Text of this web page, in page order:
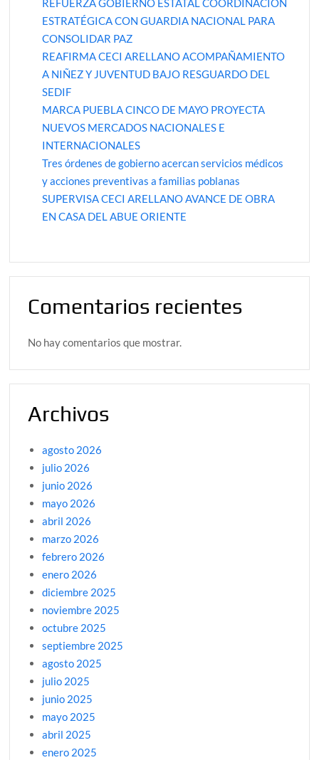
REFUERZA GOBIERNO ESTATAL COORDINACIÓN
ESTRATÉGICA CON GUARDIA NACIONAL PARA
CONSOLIDAR PAZ
REAFIRMA CECI ARELLANO ACOMPAÑAMIENTO
A NIÑEZ Y JUVENTUD BAJO RESGUARDO DEL
SEDIF
MARCA PUEBLA CINCO DE MAYO PROYECTA
NUEVOS MERCADOS NACIONALES E
INTERNACIONALES
Tres órdenes de gobierno acercan servicios médicos
y acciones preventivas a familias poblanas
SUPERVISA CECI ARELLANO AVANCE DE OBRA
EN CASA DEL ABUE ORIENTE
Comentarios recientes
No hay comentarios que mostrar.
Archivos
agosto 2026
julio 2026
junio 2026
mayo 2026
abril 2026
marzo 2026
febrero 2026
enero 2026
diciembre 2025
noviembre 2025
octubre 2025
septiembre 2025
agosto 2025
julio 2025
junio 2025
mayo 2025
abril 2025
enero 2025